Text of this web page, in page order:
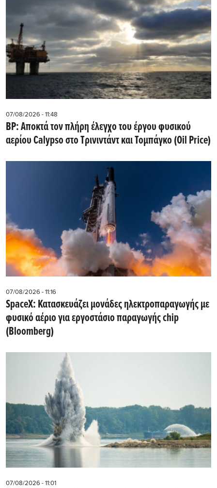
07/08/2026 - 11:48
BP: Αποκτά τον πλήρη έλεγχο του έργου φυσικού
αερίου Calypso στο Τρινιντάντ και Τομπάγκο (Oil Price)
07/08/2026 - 11:16
SpaceX: Κατασκευάζει μονάδες ηλεκτροπαραγωγής με
φυσικό αέριο για εργοστάσιο παραγωγής chip
(Bloomberg)
07/08/2026 - 11:01